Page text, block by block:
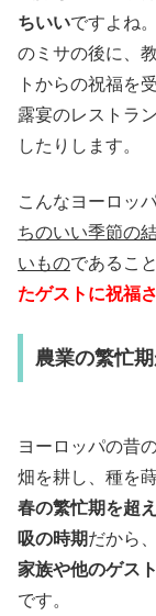
ちいいですよね
のミサの後に、
トからの祝福を
露宴のレストラ
したりします。
こんなヨーロッ
ちのいい季節の
いものであるこ
たゲストに祝福
農業の繁忙
ヨーロッパの昔
畑を耕し、種を
春の繁忙期を超
吸の時期だから、
家族や他のゲス
です。